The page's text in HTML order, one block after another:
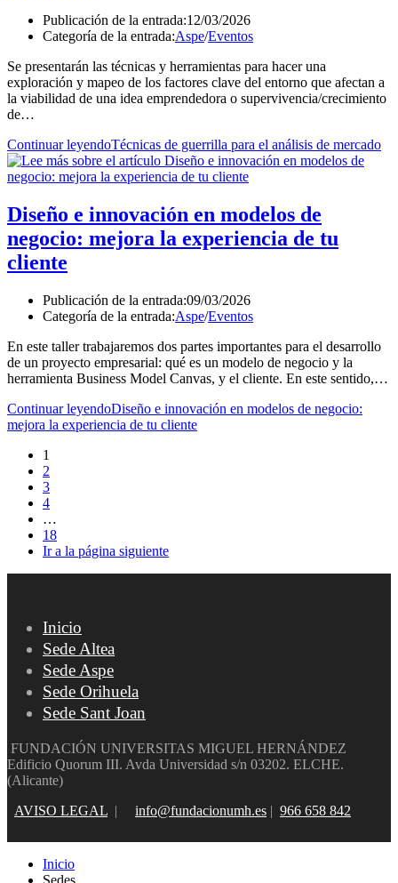
Publicación de la entrada:12/03/2026
Categoría de la entrada:Aspe/Eventos
Se presentarán las técnicas y herramientas para hacer una
exploración y mapeo de los factores clave del entorno que afectan a
la viabilidad de una idea emprendedora o supervivencia/crecimiento
de…
Continuar leyendoTécnicas de guerrilla para el análisis de mercado
Diseño e innovación en modelos de
negocio: mejora la experiencia de tu
cliente
Publicación de la entrada:09/03/2026
Categoría de la entrada:Aspe/Eventos
En este taller trabajaremos dos partes importantes para el desarrollo
de un proyecto empresarial: qué es un modelo de negocio y la
herramienta Business Model Canvas, y el cliente. En este sentido,…
Continuar leyendoDiseño e innovación en modelos de negocio:
mejora la experiencia de tu cliente
1
2
3
4
…
18
Ir a la página siguiente
Inicio
Sede Altea
Sede Aspe
Sede Orihuela
Sede Sant Joan
FUNDACIÓN UNIVERSITAS MIGUEL HERNÁNDEZ
Edificio Quorum III. Avda Universidad s/n 03202. ELCHE.
(Alicante)
AVISO LEGAL | info@fundacionumh.es | 966 658 842
Inicio